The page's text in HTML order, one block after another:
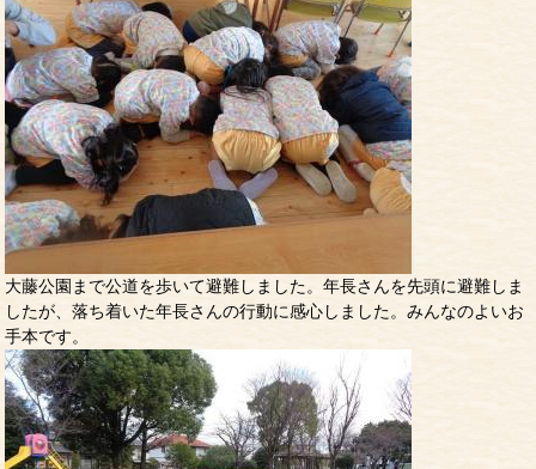
大藤公園まで公道を歩いて避難しました。年長さんを先頭に避難しま
したが、落ち着いた年長さんの行動に感心しました。みんなのよいお
手本です。